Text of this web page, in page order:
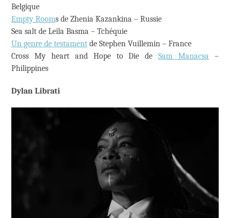
Belgique
Empty Rooms de Zhenia Kazankina – Russie
Sea salt de Leila Basma – Tchéquie
Un genre de testament de Stephen Vuillemin – France
Cross My heart and Hope to Die deSam Manacsa –
Philippines
Dylan Librati